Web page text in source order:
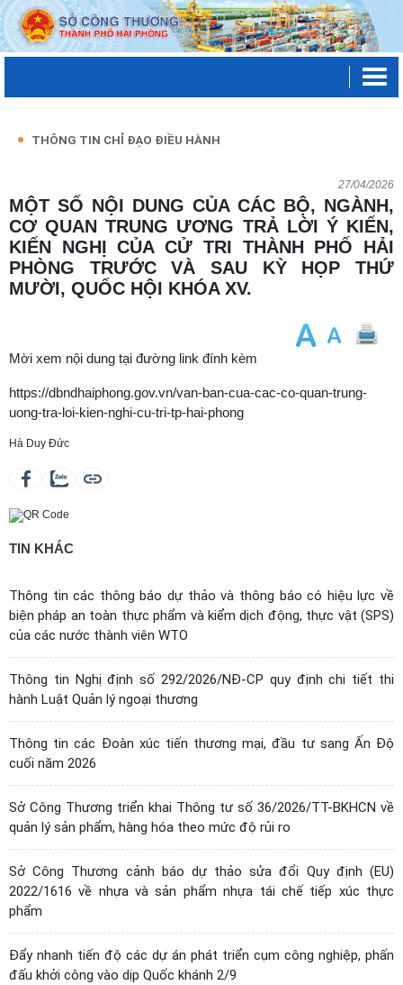
THÔNG TIN CHỈ ĐẠO ĐIỀU HÀNH
27/04/2026
MỘT SỐ NỘI DUNG CỦA CÁC BỘ, NGÀNH,
CƠ QUAN TRUNG ƯƠNG TRẢ LỜI Ý KIẾN,
KIẾN NGHỊ CỦA CỬ TRI THÀNH PHỐ HẢI
PHÒNG TRƯỚC VÀ SAU KỲ HỌP THỨ
MƯỜI, QUỐC HỘI KHÓA XV.
Mời xem nội dung tại đường link đính kèm
https://dbndhaiphong.gov.vn/van-ban-cua-cac-co-quan-trung-
uong-tra-loi-kien-nghi-cu-tri-tp-hai-phong
Hà Duy Đức
TIN KHÁC
Thông tin các thông báo dự thảo và thông báo có hiệu lực về
biện pháp an toàn thực phẩm và kiểm dịch động, thực vật (SPS)
của các nước thành viên WTO
Thông tin Nghị định số 292/2026/NĐ-CP quy định chi tiết thi
hành Luật Quản lý ngoại thương
Thông tin các Đoàn xúc tiến thương mại, đầu tư sang Ấn Độ
cuối năm 2026
Sở Công Thương triển khai Thông tư số 36/2026/TT-BKHCN về
quản lý sản phẩm, hàng hóa theo mức độ rủi ro
Sở Công Thương cảnh báo dự thảo sửa đổi Quy định (EU)
2022/1616 về nhựa và sản phẩm nhựa tái chế tiếp xúc thực
phẩm
Đẩy nhanh tiến độ các dự án phát triển cụm công nghiệp, phấn
đấu khởi công vào dịp Quốc khánh 2/9